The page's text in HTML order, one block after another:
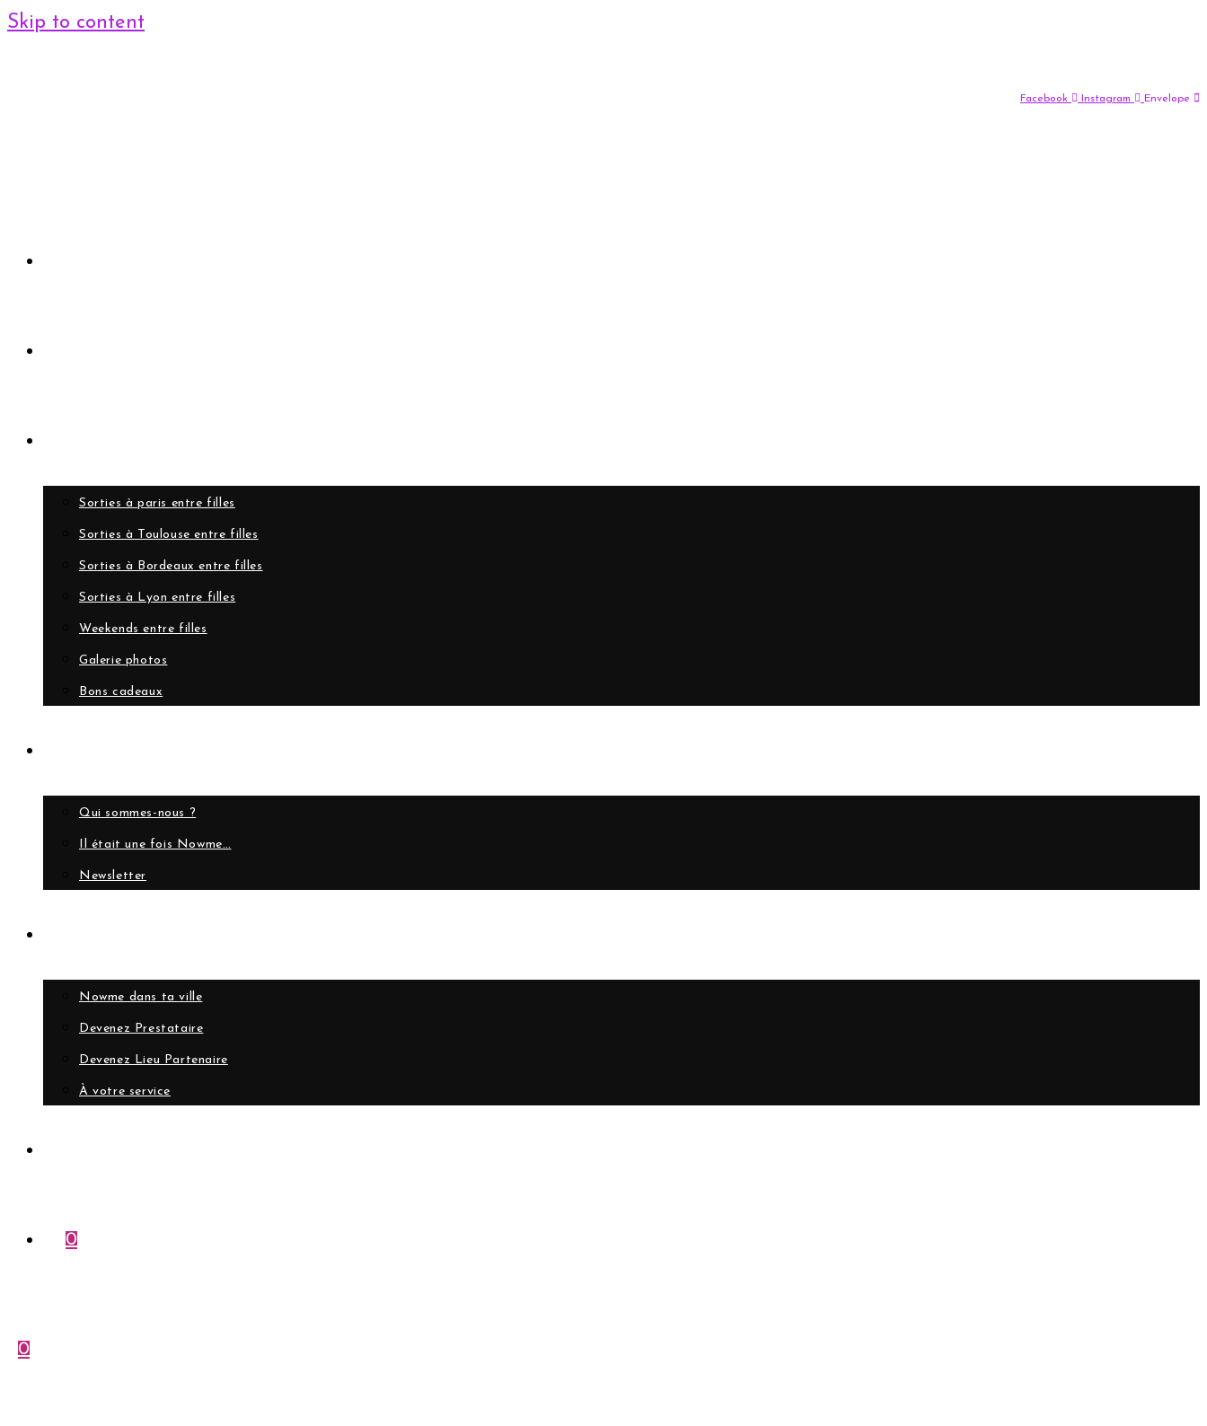
Skip to content
Facebook Instagram Envelope
Sorties à paris entre filles
Sorties à Toulouse entre filles
Sorties à Bordeaux entre filles
Sorties à Lyon entre filles
Weekends entre filles
Galerie photos
Bons cadeaux
Qui sommes-nous ?
Il était une fois Nowme…
Newsletter
Nowme dans ta ville
Devenez Prestataire
Devenez Lieu Partenaire
À votre service
0
0